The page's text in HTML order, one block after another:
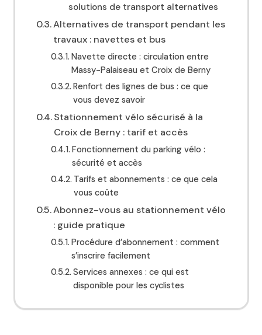
solutions de transport alternatives
Alternatives de transport pendant les
travaux : navettes et bus
Navette directe : circulation entre
Massy-Palaiseau et Croix de Berny
Renfort des lignes de bus : ce que
vous devez savoir
Stationnement vélo sécurisé à la
Croix de Berny : tarif et accès
Fonctionnement du parking vélo :
sécurité et accès
Tarifs et abonnements : ce que cela
vous coûte
Abonnez-vous au stationnement vélo
: guide pratique
Procédure d’abonnement : comment
s’inscrire facilement
Services annexes : ce qui est
disponible pour les cyclistes